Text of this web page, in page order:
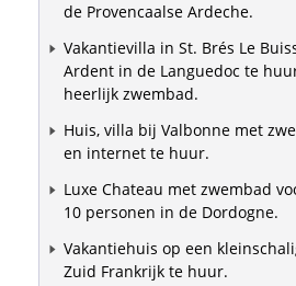
de Provencaalse Ardeche.
Vakantievilla in St. Brés Le
Ardent in de Languedoc te
heerlijk zwembad.
Huis, villa bij Valbonne met
en internet te huur.
Luxe Chateau met zwembad
10 personen in de Dordogne.
Vakantiehuis op een
Zuid Frankrijk te huur.